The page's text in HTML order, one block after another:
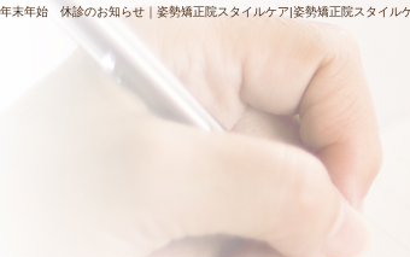
年末年始 休診のお知らせ｜姿勢矯正院スタイルケア|姿勢矯正院スタイル